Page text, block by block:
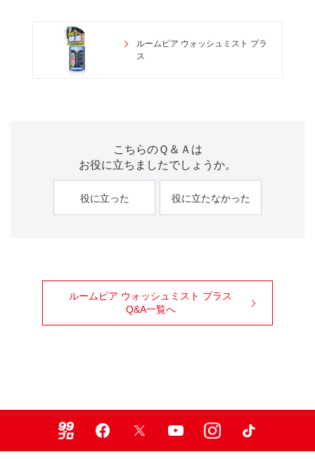
ルームピア ウォッシュミスト プラ
ス
こちらのＱ＆Ａは
お役に立ちましたでしょうか。
役に立った 役に立たなかった
ルームピア ウォッシュミスト プラス
Q&A一覧へ